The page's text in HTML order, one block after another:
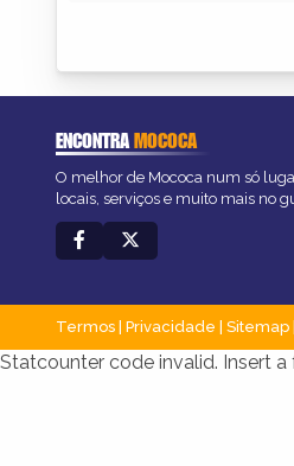
ENCONTRAMOCOCA
O melhor de Mococa num só
locais, serviços e muito mais no
Termos Privacidade Sitemap
Statcounter code invalid. Insert a